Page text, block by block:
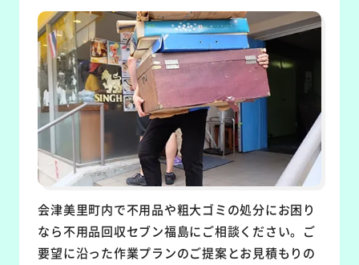
会津美里町内で不用品や粗大ゴミの処分にお困り
なら不用品回収セブン福島にご相談ください。ご
要望に沿った作業プランのご提案とお見積もりの